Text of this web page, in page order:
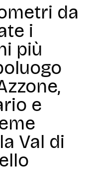
da
i
più
e
Val di